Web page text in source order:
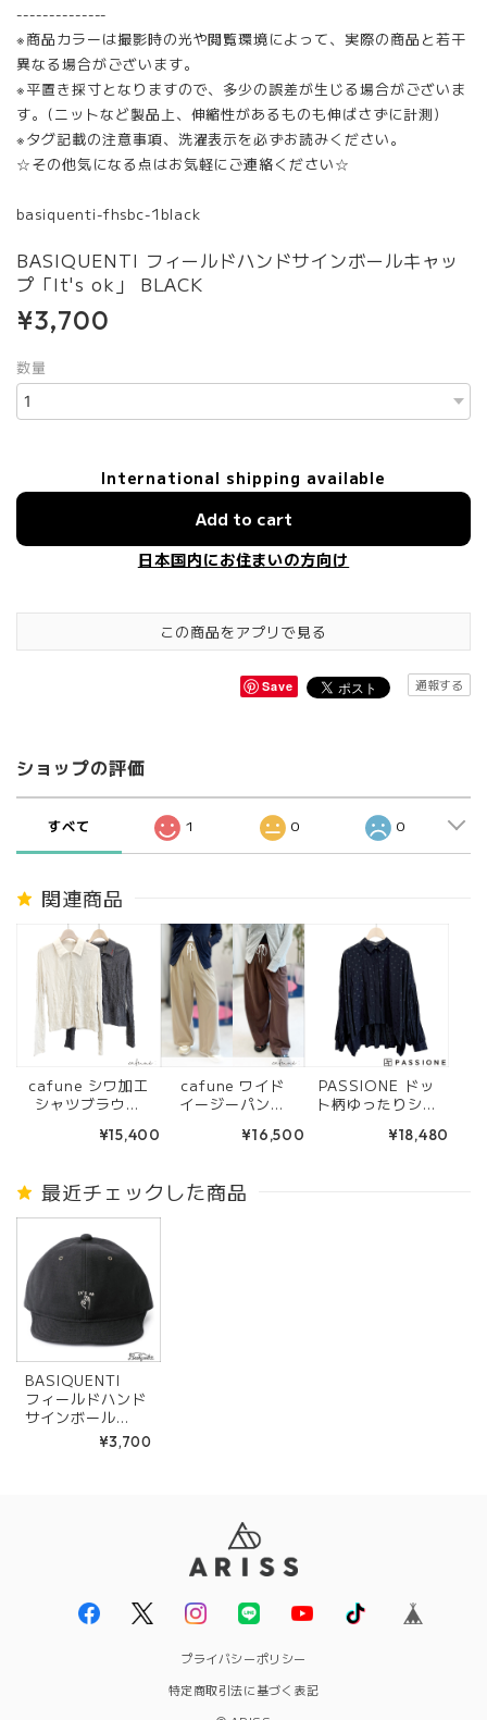
--------------
※商品カラーは撮影時の光や閲覧環境によって、実際の商品と若干
異なる場合がございます。
※平置き採寸となりますので、多少の誤差が生じる場合がございま
す。(ニットなど製品上、伸縮性があるものも伸ばさずに計測)
※タグ記載の注意事項、洗濯表示を必ずお読みください。
☆その他気になる点はお気軽にご連絡ください☆
basiquenti-fhsbc-1black
BASIQUENTI フィールドハンドサインボールキャッ
プ「It's ok」 BLACK
¥3,700
数量
International shipping available
Add to cart
日本国内にお住まいの方向け
この商品をアプリで見る
Save 通報する
ショップの評価
すべて 1 0 0
関連商品
cafune シワ加工
シャツブラウス
5928¥15,400
cafune ワイド
イージーパンツ
ン) 625603
¥16,500
PASSIONE ドッ
ト柄ゆったりシャ
ビー)¥18,480
最近チェックした商品
BASIQUENTI
フィールドハンド
サインボール
キャップ「It's o
k」 BLACK
¥3,700
プライバシーポリシー
特定商取引法に基づく表記